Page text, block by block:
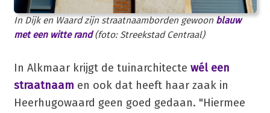
In Dijk en Waard zijn straatnaamborden gewoon blauw
met een witte rand(foto: Streekstad Centraal)
In Alkmaar krijgt de tuinarchitecte wél een
straatnaam en ook dat heeft haar zaak in
Heerhugowaard geen goed gedaan. "Hiermee